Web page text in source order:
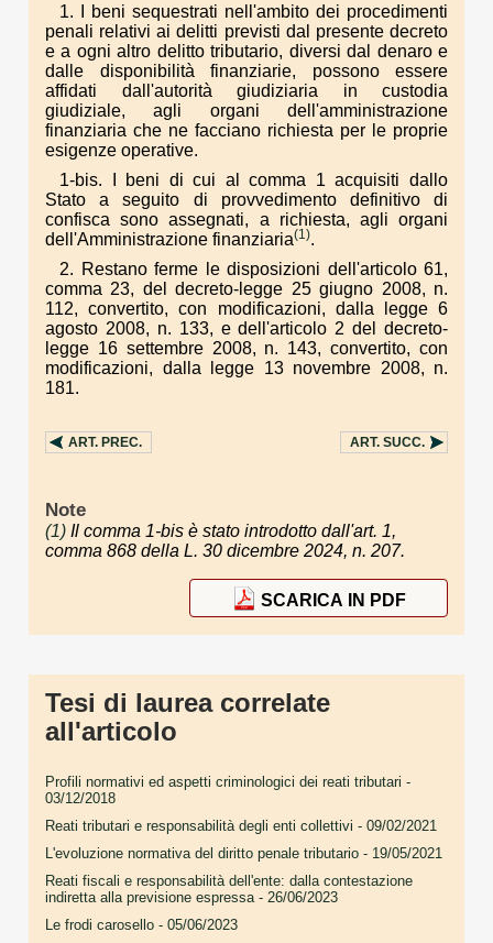
1. I beni sequestrati nell'ambito dei procedimenti
penali relativi ai delitti previsti dal presente decreto
e a ogni altro delitto tributario, diversi dal denaro e
dalle disponibilità finanziarie, possono essere
affidati dall'autorità giudiziaria in custodia
giudiziale, agli organi dell'amministrazione
finanziaria che ne facciano richiesta per le proprie
esigenze operative.
1-bis. I beni di cui al comma 1 acquisiti dallo
Stato a seguito di provvedimento definitivo di
confisca sono assegnati, a richiesta, agli organi
dell'Amministrazione finanziaria(1).
2. Restano ferme le disposizioni dell'articolo 61,
comma 23, del decreto-legge 25 giugno 2008, n.
112, convertito, con modificazioni, dalla legge 6
agosto 2008, n. 133, e dell'articolo 2 del decreto-
legge 16 settembre 2008, n. 143, convertito, con
modificazioni, dalla legge 13 novembre 2008, n.
181.
ART. PREC. ART. SUCC.
Note
(1) Il comma 1-bis è stato introdotto dall'art. 1,
comma 868 della L. 30 dicembre 2024, n. 207.
SCARICA IN PDF
Tesi di laurea correlate
all'articolo
Profili normativi ed aspetti criminologici dei reati tributari -
03/12/2018
Reati tributari e responsabilità degli enti collettivi - 09/02/2021
L'evoluzione normativa del diritto penale tributario - 19/05/2021
Reati fiscali e responsabilità dell'ente: dalla contestazione
indiretta alla previsione espressa- 26/06/2023
Le frodi carosello - 05/06/2023